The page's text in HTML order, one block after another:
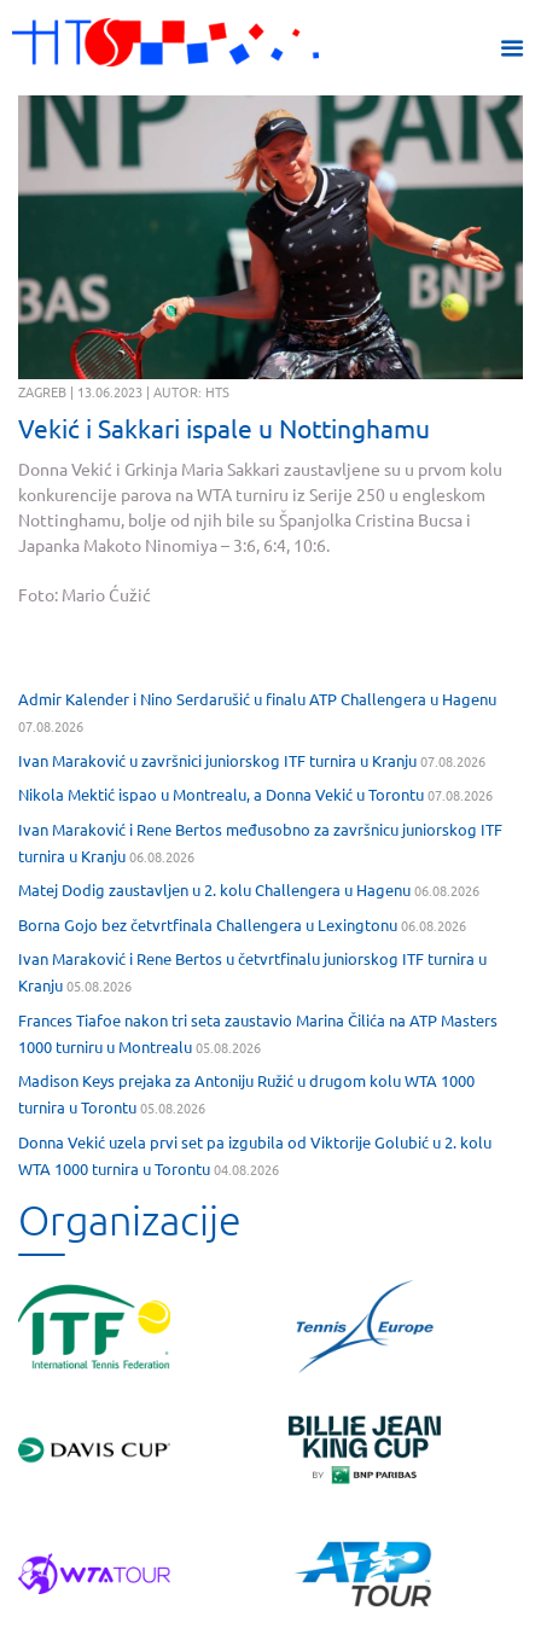
ZAGREB | 13.06.2023 | AUTOR: HTS
Vekić i Sakkari ispale u Nottinghamu
Donna Vekić i Grkinja Maria Sakkari zaustavljene su u prvom kolu
konkurencije parova na WTA turniru iz Serije 250 u engleskom
Nottinghamu, bolje od njih bile su Španjolka Cristina Bucsa i
Japanka Makoto Ninomiya – 3:6, 6:4, 10:6.
Foto: Mario Ćužić
Admir Kalender i Nino Serdarušić u finalu ATP Challengera u Hagenu
07.08.2026
Ivan Maraković u završnici juniorskog ITF turnira u Kranju07.08.2026
Nikola Mektić ispao u Montrealu, a Donna Vekić u Torontu07.08.2026
Ivan Maraković i Rene Bertos međusobno za završnicu juniorskog ITF
turnira u Kranju06.08.2026
Matej Dodig zaustavljen u 2. kolu Challengera u Hagenu06.08.2026
Borna Gojo bez četvrtfinala Challengera u Lexingtonu06.08.2026
Ivan Maraković i Rene Bertos u četvrtfinalu juniorskog ITF turnira u
Kranju05.08.2026
Frances Tiafoe nakon tri seta zaustavio Marina Čilića na ATP Masters
1000 turniru u Montrealu05.08.2026
Madison Keys prejaka za Antoniju Ružić u drugom kolu WTA 1000
turnira u Torontu05.08.2026
Donna Vekić uzela prvi set pa izgubila od Viktorije Golubić u 2. kolu
WTA 1000 turnira u Torontu04.08.2026
Organizacije